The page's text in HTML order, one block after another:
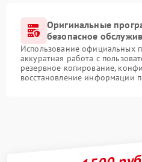
Оригинальные
безопасное
Использование официальных
аккуратная работа с
резервное копирование,
восстановление информации